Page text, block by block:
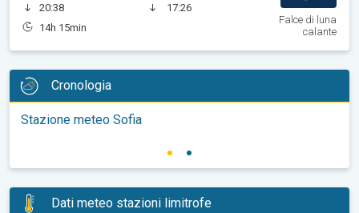
20:38
14h 15min
17:26
Falce di luna
calante
Cronologia
Stazione meteo Sofia
Dati meteo stazioni limitrofe